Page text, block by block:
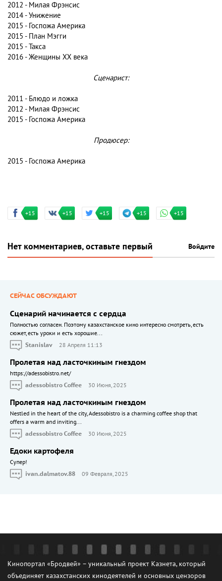
2012 - Милая Фрэнсис
2014 - Унижение
2015 - Госпожа Америка
2015 - План Мэгги
2015 - Такса
2016 - Женщины ХХ века
Сценарист:
2011 - Блюдо и ложка
2012 - Милая Фрэнсис
2015 - Госпожа Америка
Продюсер:
2015 - Госпожа Америка
+15 +15 +15 +15 +15
Нет комментариев, оставьте первый Войдите
СЕЙЧАС ОБСУЖДАЮТ
Сценарий начинается с сердца
Полностью согласен. Поэтому казахстанское кино интересно смотреть, есть
сюжет, есть уроки и есть хорошие...
Stanislav
28 Апреля 11:13
Пролетая над ласточкиным гнездом
https://adessobistro.net/
adessobistro Coffee
30 Июня, 2025
Пролетая над ласточкиным гнездом
Nestled in the heart of the city, Adessobistro is a charming coffee shop that
offers a warm and inviting...
adessobistro Coffee
30 Июня, 2025
Едоки картофеля
Cупер!
ivan.dalmatov.88
09 Февраля, 2025
Кинопортал «Бродвей» – уникальный проект Казнета, который
объединяет казахстанских кинодеятелей и основных цензоров